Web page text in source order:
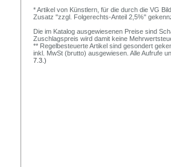
* Artikel von Künstlern, für die durch die VG
Zusatz "zzgl. Folgerechts-Anteil 2,5%"
Die im Katalog ausgewiesenen Preise sind
Zuschlagspreis wird damit keine
** Regelbesteuerte Artikel sind gesondert
inkl. MwSt (brutto) ausgewiesen. Alle Aufrufe
7.3.)